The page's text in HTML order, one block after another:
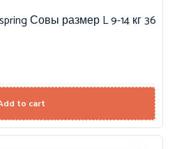
Совы размер L 9-14 кг 36
to cart